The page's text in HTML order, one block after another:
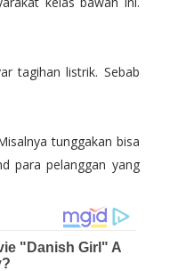
tagihan listrik. Sebab
tunggakan bisa
para pelanggan yang